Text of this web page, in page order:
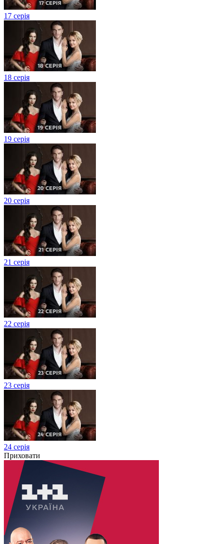
17 серія
18 серія
19 серія
20 серія
21 серія
22 серія
23 серія
24 серія
Приховати